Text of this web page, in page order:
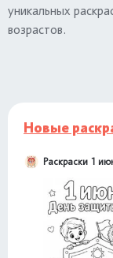
уникальных
возрастов.
Новые
Раскраски 1